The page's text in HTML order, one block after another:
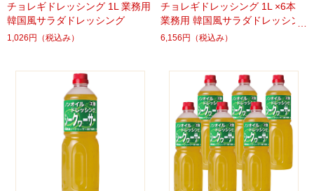
チョレギドレッシング 1L 業務用
韓国風サラダドレッシング
1,026円 （税込み）
チョレギドレッシング 1L ×6本
業務用 韓国風サラダドレッシン
グ
6,156円 （税込み）